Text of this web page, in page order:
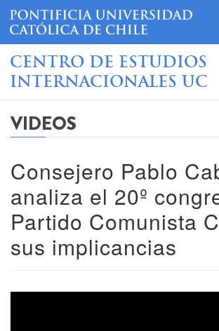
CENTRO DE ESTUDIOS
INTERNACIONALES UC
VIDEOS
Consejero Pablo
analiza el 20º
Partido Comunista
sus implicancias